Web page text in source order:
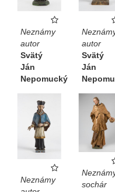
Neznámy
autor
Svätý
Ján
Nepomucký
autor
Svätý
Ján
Neznámy
sochár